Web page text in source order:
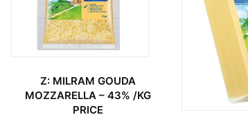
Z: MILRAM GOUDA
MOZZARELLA – 43% /KG
PRICE